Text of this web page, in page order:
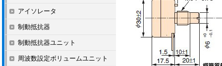
アイソレータ
制動抵抗器
制動抵抗器ユニット
周波数設定ボリュームユニット